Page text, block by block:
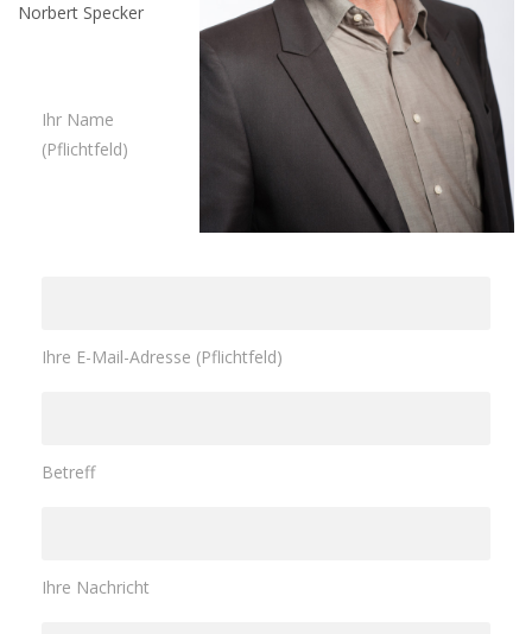
Norbert Specker
Ihr Name
(Pflichtfeld)
Ihre E-Mail-Adresse (Pflichtfeld)
Betreff
Ihre Nachricht